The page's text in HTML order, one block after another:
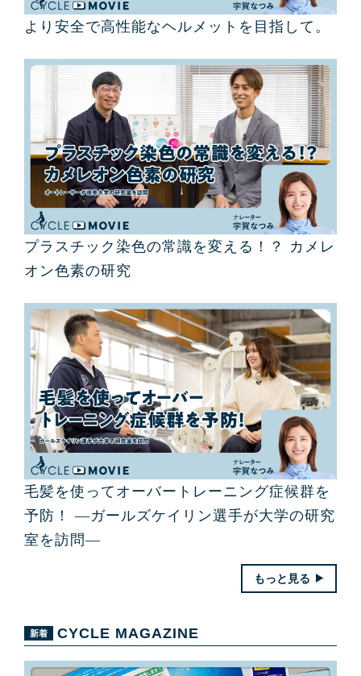
より安全で高性能なヘルメットを目指して。
プラスチック染色の常識を変える！？ カメレ
オン色素の研究
毛髪を使ってオーバートレーニング症候群を
予防！ ―ガールズケイリン選手が大学の研究
室を訪問―
もっと見る
CYCLE MAGAZINE